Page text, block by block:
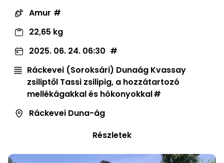
Amur
22,65 kg
2025. 06. 24. 06:30
Ráckevei (Soroksári) Dunaág Kvassay
zsiliptől Tassi zsilipig, a hozzátartozó
mellékágakkal és hókonyokkal
Ráckevei Duna-ág
Részletek